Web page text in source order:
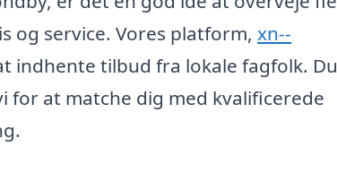
og service. Vores platform, xn--
indhente tilbud fra lokale fagfolk.
for at matche dig med kvalificerede